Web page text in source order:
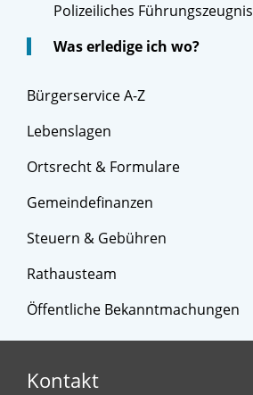
Polizeiliches Führungszeugnis
Was erledige ich wo?
Bürgerservice A-Z
Lebenslagen
Ortsrecht & Formulare
Gemeindefinanzen
Steuern & Gebühren
Rathausteam
Öffentliche Bekanntmachungen
Kontakt